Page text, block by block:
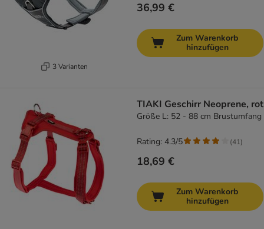
3 Varianten
36,99 €
Zum Warenkorb
hinzufügen
TIAKI Geschirr Neoprene, rot
Größe L: 52 - 88 cm Brustumfang
18,69 €
Rating: 4.3/5 (41)
Zum Warenkorb
hinzufügen